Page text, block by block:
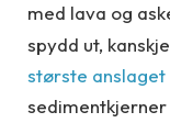
med lava og
spydd ut,
største anslaget